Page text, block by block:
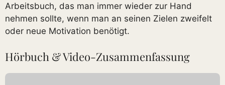
Arbeitsbuch, das man immer wieder zur Hand
nehmen sollte, wenn man an seinen Zielen zweifelt
oder neue Motivation benötigt.
Hörbuch & Video-Zusammenfassung